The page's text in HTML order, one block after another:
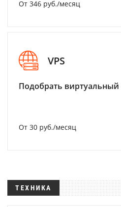
От 346 руб./месяц
VPS
Подобрать виртуальный
От 30 руб./месяц
ТЕХНИКА